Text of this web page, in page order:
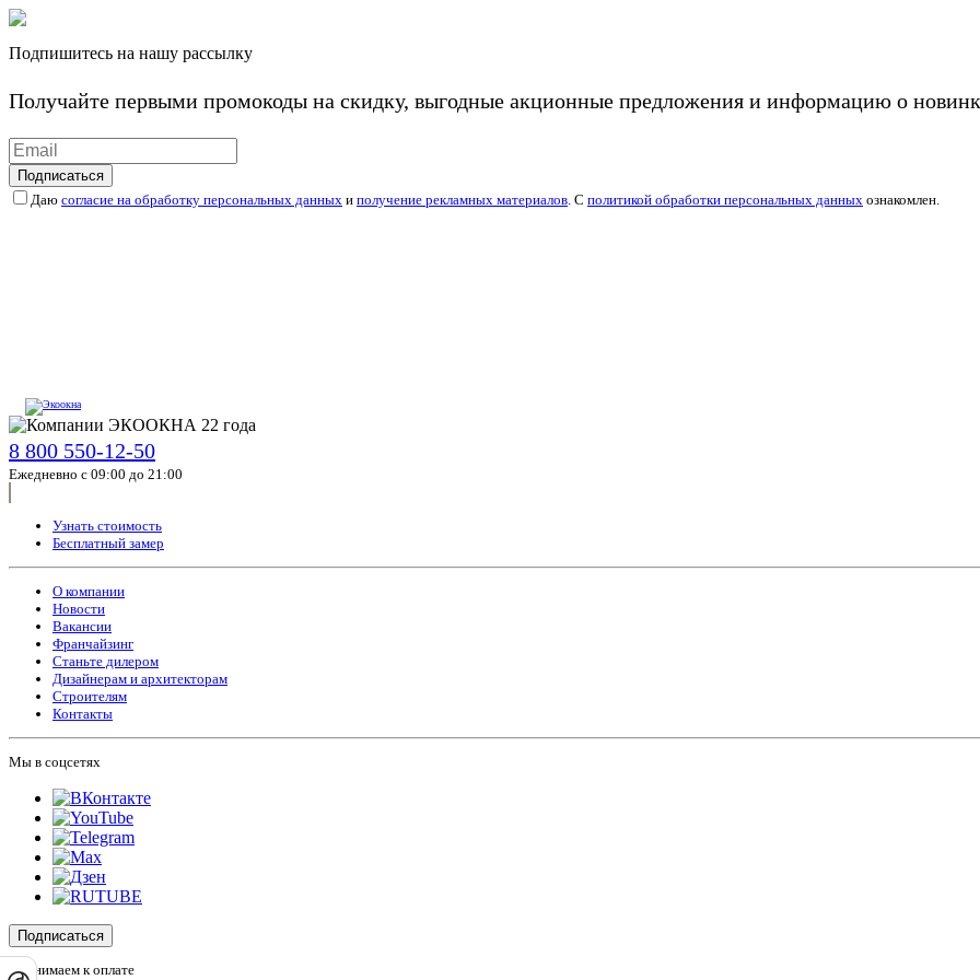
Подпишитесь на нашу рассылку
Получайте первыми промокоды на скидку, выгодные акционные предложения и информацию о
Подписаться
Даю согласие на обработку персональных данных и получение рекламных материалов . С политикой обработки персональных данных ознакомлен.
8 800 550-12-50
Ежедневно с 09:00 до 21:00
Узнать стоимость
Бесплатный замер
О компании
Новости
Вакансии
Франчайзинг
Станьте дилером
Дизайнерам и архитекторам
Строителям
Контакты
Мы в соцсетях
Подписаться
Принимаем к оплате